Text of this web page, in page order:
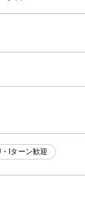
・Iターン歓迎